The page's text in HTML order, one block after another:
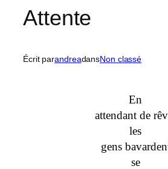
Attente
Écrit parandreadansNon classé
En
attendant de
les
gens
se